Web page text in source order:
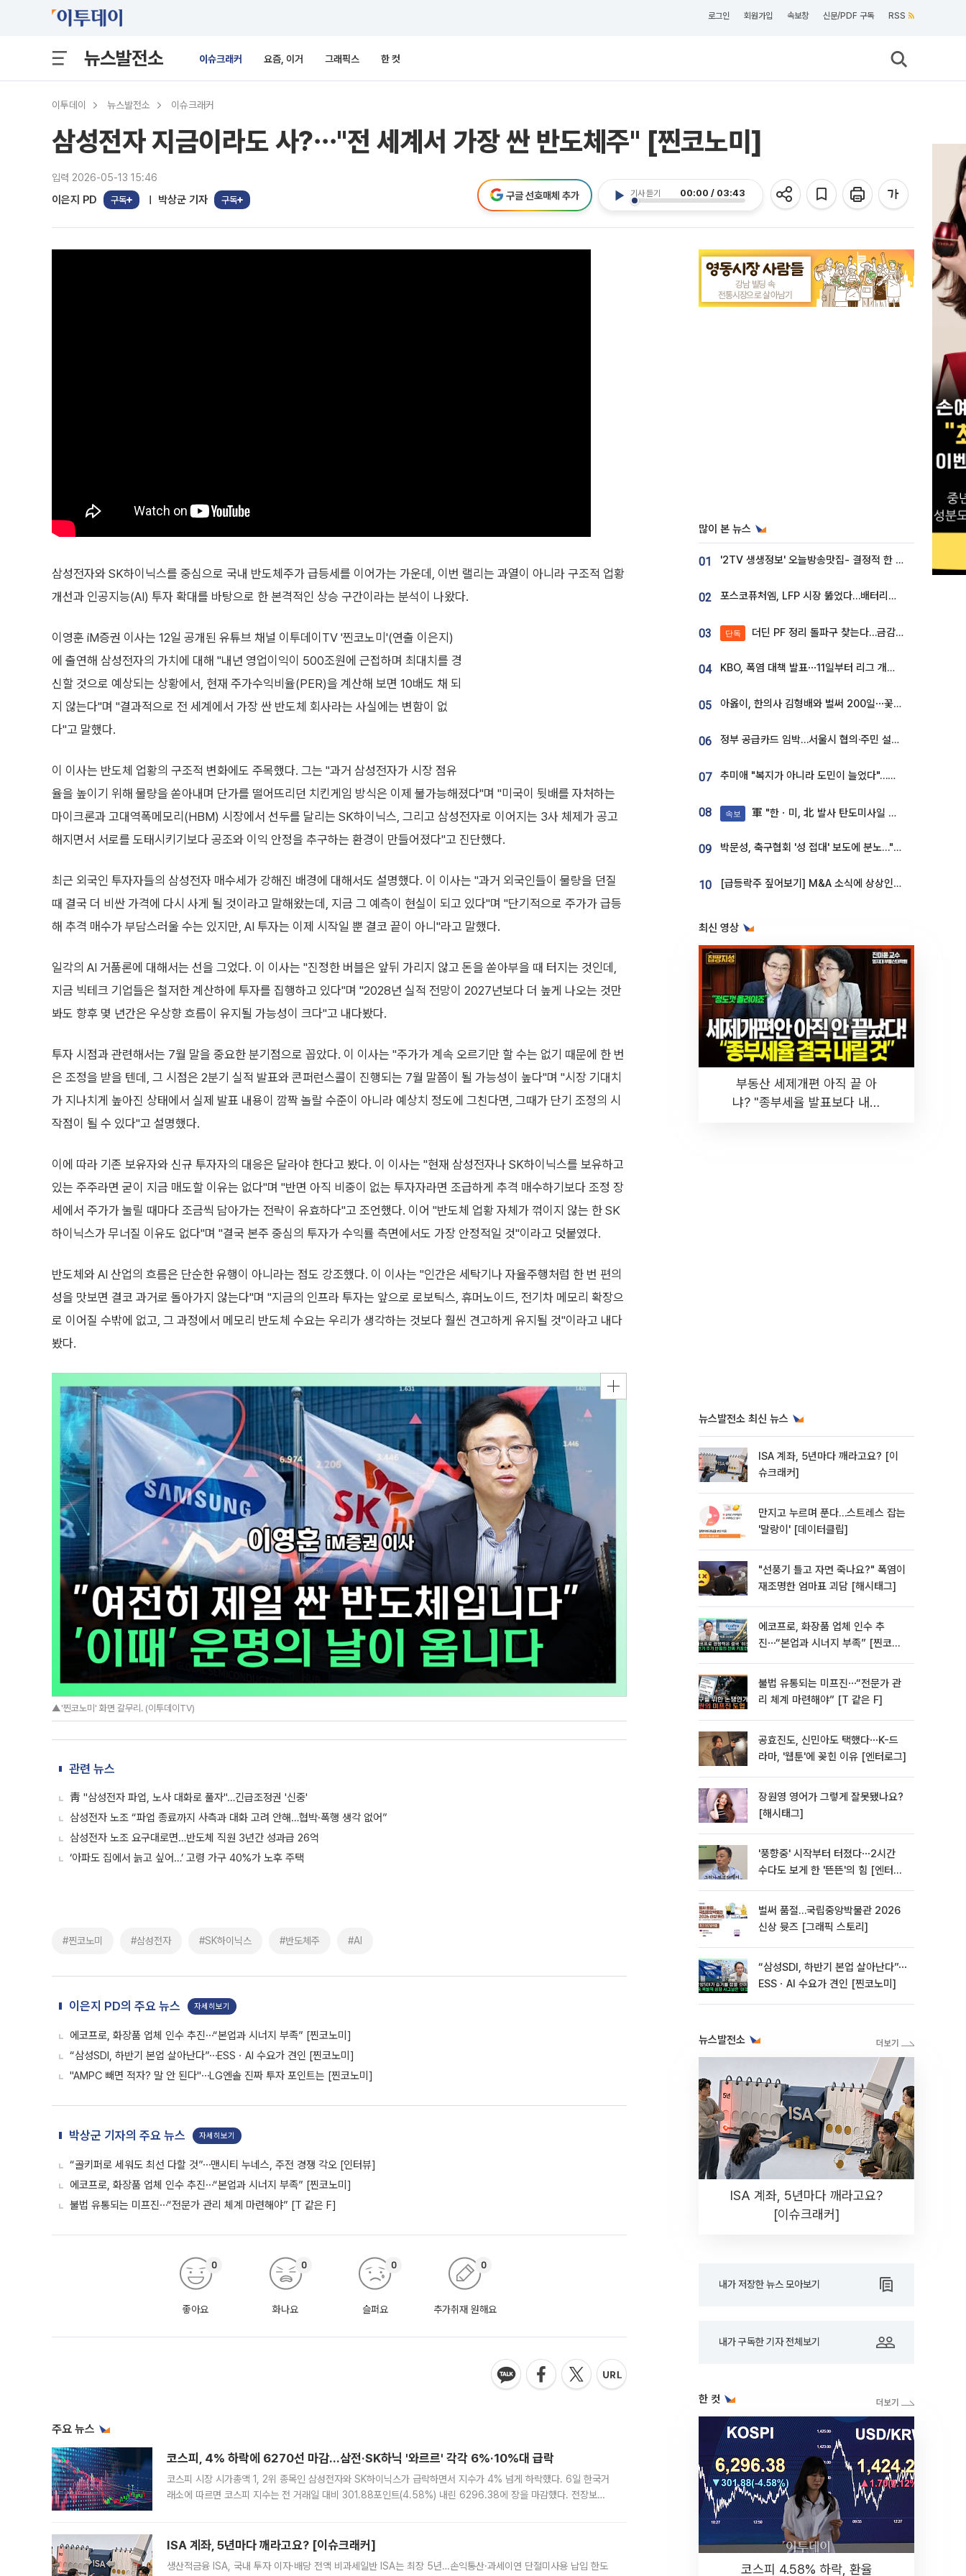
로그인 회원가입 속보창 신문/PDF 구독 RSS
뉴스발전소 이슈크래커 요즘, 이거 그래픽스 한 컷
이투데이 뉴스발전소 이슈크래커
삼성전자 지금이라도 사?⋯"전 세계서 가장 싼 반도체주" [찐코노미]
입력 2026-05-13 15:46
이은지 PD 구독 박상군 기자 구독
기사 듣기 00:00 / 03:43
구글 선호매체 추가
삼성전자와 SK하이닉스를 중심으로 국내 반도체주가 급등세를 이어가는 가운데, 이번 랠리는 과열이 아니라 구조적 업황
개선과 인공지능(AI) 투자 확대를 바탕으로 한 본격적인 상승 구간이라는 분석이 나왔다.
이영훈 iM증권 이사는 12일 공개된 유튜브 채널 이투데이TV '찐코노미'(연출 이은지)
에 출연해 삼성전자의 가치에 대해 "내년 영업이익이 500조원에 근접하며 최대치를 경
신할 것으로 예상되는 상황에서, 현재 주가수익비율(PER)을 계산해 보면 10배도 채 되
지 않는다"며 "결과적으로 전 세계에서 가장 싼 반도체 회사라는 사실에는 변함이 없
다"고 말했다.
이 이사는 반도체 업황의 구조적 변화에도 주목했다. 그는 "과거 삼성전자가 시장 점유
율을 높이기 위해 물량을 쏟아내며 단가를 떨어뜨리던 치킨게임 방식은 이제 불가능해졌다"며 "미국이 뒷배를 자처하는
마이크론과 고대역폭메모리(HBM) 시장에서 선두를 달리는 SK하이닉스, 그리고 삼성전자로 이어지는 3사 체제가 공고
해지면서 서로를 도태시키기보다 공조와 이익 안정을 추구하는 환경이 만들어졌다"고 진단했다.
최근 외국인 투자자들의 삼성전자 매수세가 강해진 배경에 대해서도 설명했다. 이 이사는 "과거 외국인들이 물량을 던질
때 결국 더 비싼 가격에 다시 사게 될 것이라고 말해왔는데, 지금 그 예측이 현실이 되고 있다"며 "단기적으로 주가가 급등
해 추격 매수가 부담스러울 수는 있지만, AI 투자는 이제 시작일 뿐 결코 끝이 아니"라고 말했다.
일각의 AI 거품론에 대해서는 선을 그었다. 이 이사는 "진정한 버블은 앞뒤 가리지 않고 돈을 쏟아부을 때 터지는 것인데,
지금 빅테크 기업들은 철저한 계산하에 투자를 집행하고 있다"며 "2028년 실적 전망이 2027년보다 더 높게 나오는 것만
봐도 향후 몇 년간은 우상향 흐름이 유지될 가능성이 크다"고 내다봤다.
투자 시점과 관련해서는 7월 말을 중요한 분기점으로 꼽았다. 이 이사는 "주가가 계속 오르기만 할 수는 없기 때문에 한 번
은 조정을 받을 텐데, 그 시점은 2분기 실적 발표와 콘퍼런스콜이 진행되는 7월 말쯤이 될 가능성이 높다"며 "시장 기대치
가 지나치게 높아진 상태에서 실제 발표 내용이 깜짝 놀랄 수준이 아니라 예상치 정도에 그친다면, 그때가 단기 조정의 시
작점이 될 수 있다"고 설명했다.
이에 따라 기존 보유자와 신규 투자자의 대응은 달라야 한다고 봤다. 이 이사는 "현재 삼성전자나 SK하이닉스를 보유하고
있는 주주라면 굳이 지금 매도할 이유는 없다"며 "반면 아직 비중이 없는 투자자라면 조급하게 추격 매수하기보다 조정 장
세에서 주가가 눌릴 때마다 조금씩 담아가는 전략이 유효하다"고 조언했다. 이어 "반도체 업황 자체가 꺾이지 않는 한 SK
하이닉스가 무너질 이유도 없다"며 "결국 본주 중심의 투자가 수익률 측면에서도 가장 안정적일 것"이라고 덧붙였다.
반도체와 AI 산업의 흐름은 단순한 유행이 아니라는 점도 강조했다. 이 이사는 "인간은 세탁기나 자율주행처럼 한 번 편의
성을 맛보면 결코 과거로 돌아가지 않는다"며 "지금의 인프라 투자는 앞으로 로보틱스, 휴머노이드, 전기차 메모리 확장으
로 이어질 수밖에 없고, 그 과정에서 메모리 반도체 수요는 우리가 생각하는 것보다 훨씬 견고하게 유지될 것"이라고 내다
봤다.
▲'찐코노미' 화면 갈무리. (이투데이TV)
관련 뉴스
靑 "삼성전자 파업, 노사 대화로 풀자"…긴급조정권 '신중'
삼성전자 노조 “파업 종료까지 사측과 대화 고려 안해…협박·폭행 생각 없어”
삼성전자 노조 요구대로면…반도체 직원 3년간 성과급 26억
‘아파도 집에서 늙고 싶어…’ 고령 가구 40%가 노후 주택
#찐코노미 #삼성전자 #SK하이닉스 #반도체주 #AI
이은지 PD의 주요 뉴스 자세히보기
에코프로, 화장품 업체 인수 추진⋯“본업과 시너지 부족” [찐코노미]
“삼성SDI, 하반기 본업 살아난다”⋯ESSㆍAI 수요가 견인 [찐코노미]
"AMPC 빼면 적자? 말 안 된다"⋯LG엔솔 진짜 투자 포인트는 [찐코노미]
박상군 기자의 주요 뉴스 자세히보기
“골키퍼로 세워도 최선 다할 것”⋯맨시티 누네스, 주전 경쟁 각오 [인터뷰]
에코프로, 화장품 업체 인수 추진⋯“본업과 시너지 부족” [찐코노미]
불법 유통되는 미프진⋯“전문가 관리 체계 마련해야” [T 같은 F]
좋아요
0
화나요
0
슬퍼요
0
추가취재 원해요
0
주요 뉴스
코스피, 4% 하락에 6270선 마감…삼전·SK하닉 '와르르' 각각 6%·10%대 급락
코스피 시장 시가총액 1, 2위 종목인 삼성전자와 SK하이닉스가 급락하면서 지수가 4% 넘게 하락했다. 6일 한국거
래소에 따르면 코스피 지수는 전 거래일 대비 301.88포인트(4.58%) 내린 6296.38에 장을 마감했다. 전장보다
ISA 계좌, 5년마다 깨라고요? [이슈크래커]
생산적금융 ISA, 국내 투자 이자·배당 전액 비과세일반 ISA는 최장 5년…손익통산·과세이연 단절미사용 납입 한도
많이 본 뉴스
01 '2TV 생생정보' 오늘방송맛집- 결정적 한 수, 3종 메밀면! 메밀 소바 맛집 '의○○○○'
02 포스코퓨처엠, LFP 시장 뚫었다…배터리사와 대규모 장기 공급 합의
03 단독 더딘 PF 정리 돌파구 찾는다…금감원, 1년 반 만에 매각설명회 재개
04 KBO, 폭염 대책 발표⋯11일부터 리그 개시ㆍ경기 오후 7시 시작
05 아옳이, 한의사 김형배와 벌써 200일⋯꽃다발 들고 "프러포즈 아냐"
06 정부 공급카드 임박…서울시 협의·주민 설득이 성패 가른다 [부동산 해법 전쟁]
07 추미애 "복지가 아니라 도민이 늘었다"…재정난 책임론 정면돌파
08 속보 軍 "한ㆍ미, 北 발사 탄도미사일 제원 정밀분석 중"
09 박문성, 축구협회 '성 접대' 보도에 분노…"다 말아먹으려고 작정했나"
10 [급등락주 짚어보기] M&A 소식에 상상인증권ㆍ유니켐 ‘상한가’⋯유증 제동 걸린 SK디앤디↑
최신 영상
부동산 세제개편 아직 끝 아
냐? "종부세율 발표보다 내릴
뉴스발전소 최신 뉴스
ISA 계좌, 5년마다 깨라고요? [이
슈크래커]
만지고 누르며 푼다…스트레스 잡는
'말랑이' [데이터클립]
"선풍기 틀고 자면 죽나요?" 폭염이
재조명한 엄마표 괴담 [해시태그]
에코프로, 화장품 업체 인수 추
진⋯“본업과 시너지 부족” [찐코노
불법 유통되는 미프진⋯“전문가 관
리 체계 마련해야” [T 같은 F]
공효진도, 신민아도 택했다⋯K-드
라마, '웹툰'에 꽂힌 이유 [엔터로그]
장원영 영어가 그렇게 잘못됐나요?
[해시태그]
'풍향중' 시작부터 터졌다⋯2시간
수다도 보게 한 '뜬뜬'의 힘 [엔터로
벌써 품절…국립중앙박물관 2026
신상 뮷즈 [그래픽 스토리]
“삼성SDI, 하반기 본업 살아난다”⋯
ESSㆍAI 수요가 견인 [찐코노미]
뉴스발전소
ISA 계좌, 5년마다 깨라고요?
[이슈크래커]
내가 저장한 뉴스 모아보기
내가 구독한 기자 전체보기
한 컷
코스피 4.58% 하락, 환율